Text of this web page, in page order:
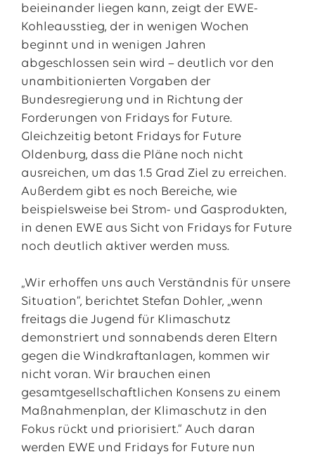
beieinander liegen kann, zeigt der EWE-
Kohleausstieg, der in wenigen Wochen
beginnt und in wenigen Jahren
abgeschlossen sein wird – deutlich vor den
unambitionierten Vorgaben der
Bundesregierung und in Richtung der
Forderungen von Fridays for Future.
Gleichzeitig betont Fridays for Future
Oldenburg, dass die Pläne noch nicht
ausreichen, um das 1.5 Grad Ziel zu erreichen.
Außerdem gibt es noch Bereiche, wie
beispielsweise bei Strom- und Gasprodukten,
in denen EWE aus Sicht von Fridays for Future
noch deutlich aktiver werden muss.
„Wir erhoffen uns auch Verständnis für unsere
Situation“, berichtet Stefan Dohler, „wenn
freitags die Jugend für Klimaschutz
demonstriert und sonnabends deren Eltern
gegen die Windkraftanlagen, kommen wir
nicht voran. Wir brauchen einen
gesamtgesellschaftlichen Konsens zu einem
Maßnahmenplan, der Klimaschutz in den
Fokus rückt und priorisiert.“ Auch daran
werden EWE und Fridays for Future nun